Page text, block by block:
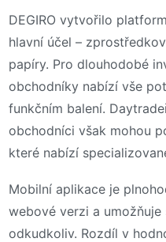
DEGIRO vytvořilo
hlavní účel –
papíry. Pro dlouhodobé
obchodníky nabízí vše
funkčním balení.
obchodníci však mohou
které nabízí
Mobilní aplikace je
webové verzi a
odkudkoliv. Rozdíl v